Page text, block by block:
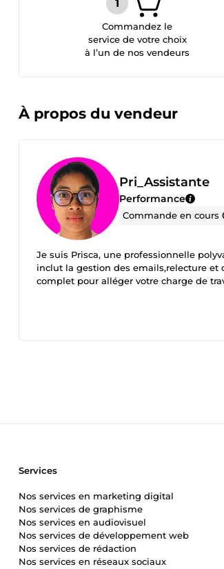
Commandez le
service de votre choix
à l’un de nos vendeurs
À propos du vendeur
Pri_Assistante
Performance
Commande en cours
Je suis Prisca, une professionnelle polyvalente spécialisée en
inclut la gestion des emails,relecture
complet pour alléger votre charge de
à vos besoins spécifiques. Je corrige
disponible pour vous fournir des
Services
Nos services en marketing digital
Nos services de graphisme
Nos services en audiovisuel
Nos services de développement web
Nos services de rédaction
Nos services en réseaux sociaux